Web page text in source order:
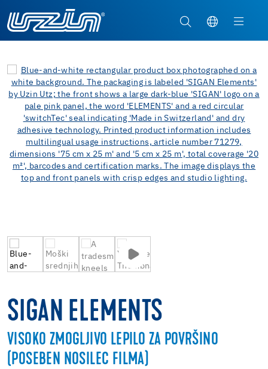
SIGAN ELEMENTS
VISOKO ZMOGLJIVO LEPILO ZA POVRŠINO
(POSEBEN NOSILEC FILMA)